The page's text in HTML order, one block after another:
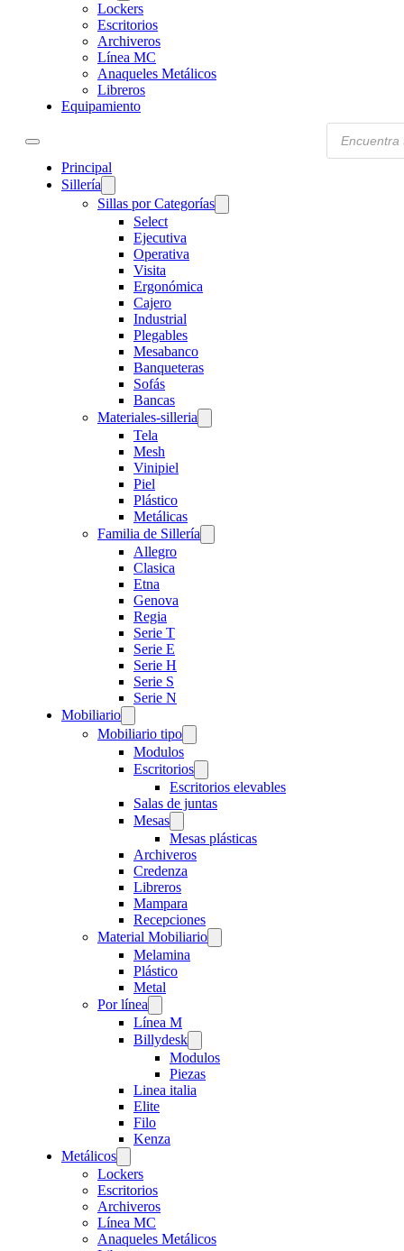
Lockers
Escritorios
Archiveros
Línea MC
Anaqueles Metálicos
Libreros
Equipamiento
Principal
Sillería
Sillas por Categorías
Select
Ejecutiva
Operativa
Visita
Ergonómica
Cajero
Industrial
Plegables
Mesabanco
Banqueteras
Sofás
Bancas
Materiales-silleria
Tela
Mesh
Vinipiel
Piel
Plástico
Metálicas
Familia de Sillería
Allegro
Clasica
Etna
Genova
Regia
Serie T
Serie E
Serie H
Serie S
Serie N
Mobiliario
Mobiliario tipo
Modulos
Escritorios
Escritorios elevables
Salas de juntas
Mesas
Mesas plásticas
Archiveros
Credenza
Libreros
Mampara
Recepciones
Material Mobiliario
Melamina
Plástico
Metal
Por línea
Línea M
Billydesk
Modulos
Piezas
Linea italia
Elite
Filo
Kenza
Metálicos
Lockers
Escritorios
Archiveros
Línea MC
Anaqueles Metálicos
Products
search